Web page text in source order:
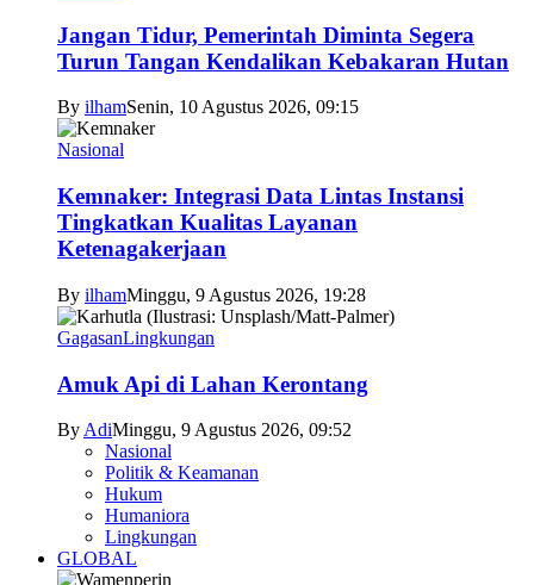
Jangan Tidur, Pemerintah Diminta Segera
Turun Tangan Kendalikan Kebakaran Hutan
By ilhamSenin, 10 Agustus 2026, 09:15
Nasional
Kemnaker: Integrasi Data Lintas Instansi
Tingkatkan Kualitas Layanan
Ketenagakerjaan
By ilhamMinggu, 9 Agustus 2026, 19:28
GagasanLingkungan
Amuk Api di Lahan Kerontang
By AdiMinggu, 9 Agustus 2026, 09:52
Nasional
Politik & Keamanan
Hukum
Humaniora
Lingkungan
GLOBAL